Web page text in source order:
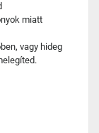
miatt
vagy hideg